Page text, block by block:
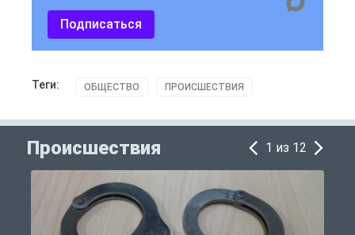
Подписаться
Теги: ОБЩЕСТВО ПРОИСШЕСТВИЯ
Происшествия 1 из 12